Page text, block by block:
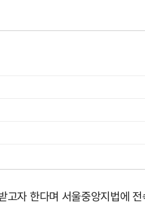
자 한다며 서울중앙지법에